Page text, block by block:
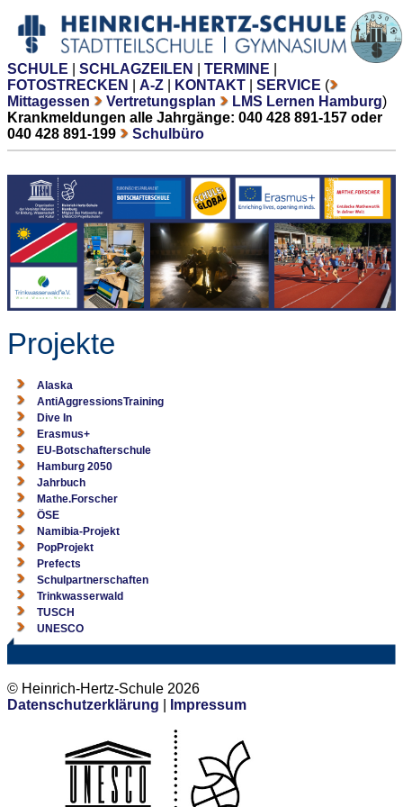
SCHULE SCHLAGZEILEN TERMINE
FOTOSTRECKEN
A-Z KONTAKT SERVICE (
Mittagessen
Vertretungsplan LMS Lernen Hamburg)
Krankmeldungen alle Jahrgänge: 040 428 891-157 oder
040 428 891-199
Schulbüro
Projekte
Alaska
AntiAggressionsTraining
Dive In
Erasmus+
EU-Botschafterschule
Hamburg 2050
Jahrbuch
Mathe.Forscher
ÖSE
Namibia-Projekt
PopProjekt
Prefects
Schulpartnerschaften
Trinkwasserwald
TUSCH
UNESCO
© Heinrich-Hertz-Schule 2026
Datenschutzerklärung
Impressum